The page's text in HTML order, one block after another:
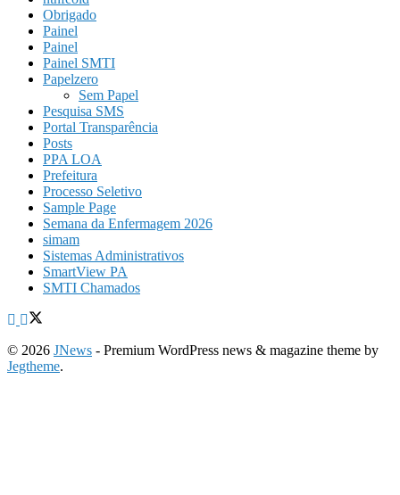
Obrigado
Painel
Painel
Painel SMTI
Papelzero
Sem Papel
Pesquisa SMS
Portal Transparência
Posts
PPA LOA
Prefeitura
Processo Seletivo
Sample Page
Semana da Enfermagem 2026
simam
Sistemas Administrativos
SmartView PA
SMTI Chamados
© 2026 JNews - Premium WordPress news & magazine theme by
Jegtheme.